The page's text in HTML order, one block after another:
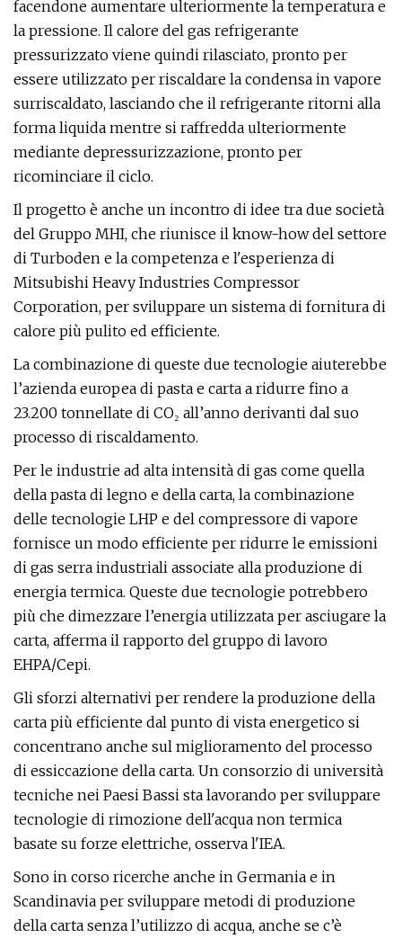
facendone aumentare ulteriormente la temperatura e
la pressione. Il calore del gas refrigerante
pressurizzato viene quindi rilasciato, pronto per
essere utilizzato per riscaldare la condensa in vapore
surriscaldato, lasciando che il refrigerante ritorni alla
forma liquida mentre si raffredda ulteriormente
mediante depressurizzazione, pronto per
ricominciare il ciclo.
Il progetto è anche un incontro di idee tra due società
del Gruppo MHI, che riunisce il know-how del settore
di Turboden e la competenza e l'esperienza di
Mitsubishi Heavy Industries Compressor
Corporation, per sviluppare un sistema di fornitura di
calore più pulito ed efficiente.
La combinazione di queste due tecnologie aiuterebbe
l’azienda europea di pasta e carta a ridurre fino a
23.200 tonnellate di CO₂ all’anno derivanti dal suo
processo di riscaldamento.
Per le industrie ad alta intensità di gas come quella
della pasta di legno e della carta, la combinazione
delle tecnologie LHP e del compressore di vapore
fornisce un modo efficiente per ridurre le emissioni
di gas serra industriali associate alla produzione di
energia termica. Queste due tecnologie potrebbero
più che dimezzare l’energia utilizzata per asciugare la
carta, afferma il rapporto del gruppo di lavoro
EHPA/Cepi.
Gli sforzi alternativi per rendere la produzione della
carta più efficiente dal punto di vista energetico si
concentrano anche sul miglioramento del processo
di essiccazione della carta. Un consorzio di università
tecniche nei Paesi Bassi sta lavorando per sviluppare
tecnologie di rimozione dell'acqua non termica
basate su forze elettriche, osserva l'IEA.
Sono in corso ricerche anche in Germania e in
Scandinavia per sviluppare metodi di produzione
della carta senza l’utilizzo di acqua, anche se c’è